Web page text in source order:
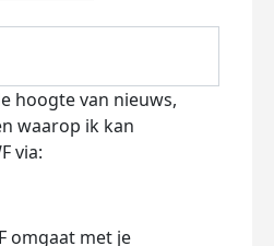
hoogte van nieuws,
waarop ik kan
via:
omgaat met je